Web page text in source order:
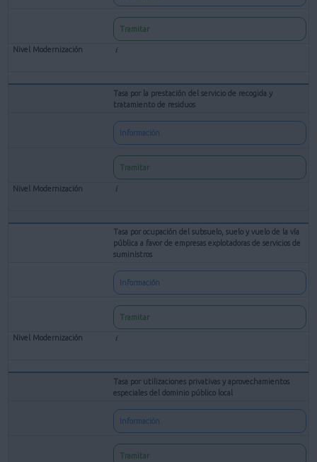
Tramitar
Tasa por la prestación del servicio de recogida y
tratamiento de residuos
Información
Tramitar
Tasa por ocupación del subsuelo, suelo y vuelo de la vía
pública a favor de empresas explotadoras de servicios de
suministros
Información
Tramitar
Tasa por utilizaciones privativas y aprovechamientos
especiales del dominio público local
Información
Tramitar